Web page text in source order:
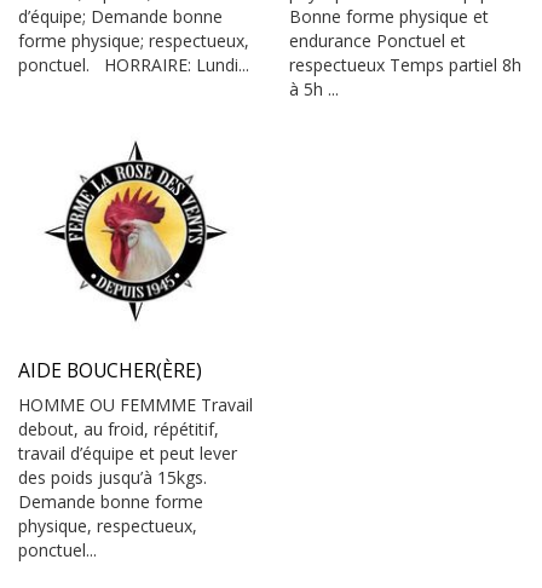
d’équipe; Demande bonne
forme physique; respectueux,
ponctuel. HORRAIRE: Lundi...
Bonne forme physique et
endurance Ponctuel et
respectueux Temps partiel 8h
à 5h ...
AIDE BOUCHER(ÈRE)
HOMME OU FEMMME Travail
debout, au froid, répétitif,
travail d’équipe et peut lever
des poids jusqu’à 15kgs.
Demande bonne forme
physique, respectueux,
ponctuel...